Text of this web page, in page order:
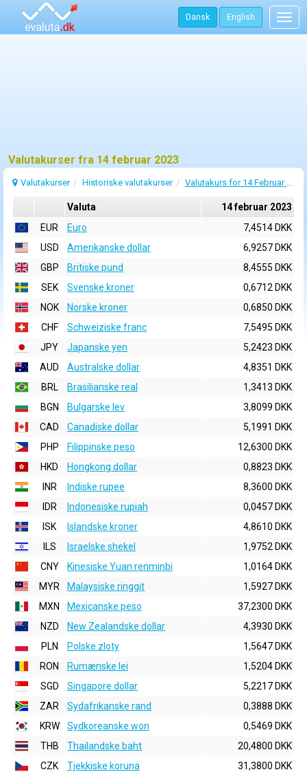
Dansk English
Valutakurser fra 14 februar 2023
Valutakurser Historiske valutakurser Valutakurs for 14 Februar 2023
Valuta
14 februar 2023
EUR
Euro
7,4514 DKK
USD
Amerikanske dollar
6,9257 DKK
GBP
Britiske pund
8,4555 DKK
SEK
Svenske kroner
0,6712 DKK
NOK
Norske kroner
0,6850 DKK
CHF
Schweiziske franc
7,5495 DKK
JPY
Japanske yen
5,2423 DKK
AUD
Australske dollar
4,8351 DKK
BRL
Brasilianske real
1,3413 DKK
BGN
Bulgarske lev
3,8099 DKK
CAD
Canadiske dollar
5,1991 DKK
PHP
Filippinske peso
12,6300 DKK
HKD
Hongkong dollar
0,8823 DKK
INR
Indiske rupee
8,3600 DKK
IDR
Indonesiske rupiah
0,0457 DKK
ISK
Islandske kroner
4,8610 DKK
ILS
Israelske shekel
1,9752 DKK
CNY
Kinesiske Yuan renminbi
1,0164 DKK
MYR
Malaysiske ringgit
1,5927 DKK
MXN
Mexicanske peso
37,2300 DKK
NZD
New Zealandske dollar
4,3930 DKK
PLN
Polske zloty
1,5647 DKK
RON
Rumænske lei
1,5204 DKK
SGD
Singapore dollar
5,2217 DKK
ZAR
Sydafrikanske rand
0,3888 DKK
KRW
Sydkoreanske won
0,5469 DKK
THB
Thailandske baht
20,4800 DKK
CZK
Tjekkiske koruna
31,3800 DKK